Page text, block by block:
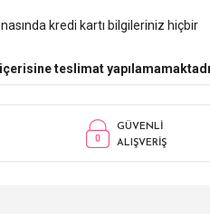
kredi kartı bilgileriniz hiçbir
teslimat
GÜVENLİ
ALIŞVERİŞ